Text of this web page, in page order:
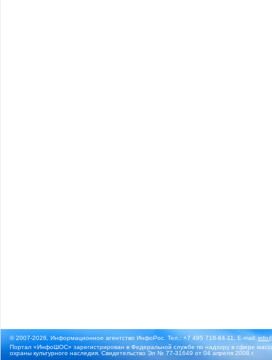
© 2007-2026, Информационное агентство ИнфоРос. Тел.: +7 495 718-84-11, E-mail:
Портал «ИнфоШОС» зарегистрирован в Федеральной службе по надзору в сфере
охраны культурного наследия. Свидетельство Эл № 77-31649 от 04 апреля 2008 г.